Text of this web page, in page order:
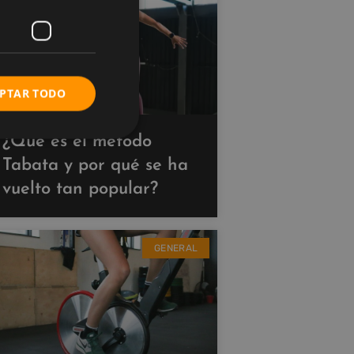
¿Qué es el método
Tabata y por qué se ha
vuelto tan popular?
GENERAL
TODO